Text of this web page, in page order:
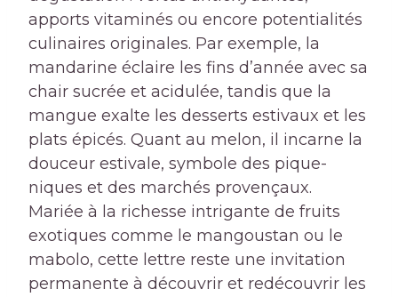
apports vitaminés ou encore potentialités
culinaires originales. Par exemple, la
mandarine éclaire les fins d’année avec sa
chair sucrée et acidulée, tandis que la
mangue exalte les desserts estivaux et les
plats épicés. Quant au melon, il incarne la
douceur estivale, symbole des pique-
niques et des marchés provençaux.
Mariée à la richesse intrigante de fruits
exotiques comme le mangoustan ou le
mabolo, cette lettre reste une invitation
permanente à découvrir et redécouvrir les